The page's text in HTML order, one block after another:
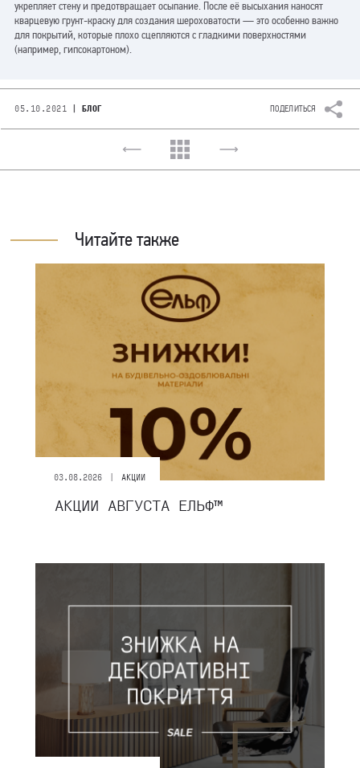
укрепляет стену и предотвращает осыпание. После её высыхания наносят
кварцевую грунт-краску для создания шероховатости — это особенно важно
для покрытий, которые плохо сцепляются с гладкими поверхностями
(например, гипсокартоном).
05.10.2021 | БЛОГ ПОДЕЛИТЬСЯ
Читайте также
03.08.2026 | АКЦИИ
АКЦИИ АВГУСТА ЕЛЬФ™